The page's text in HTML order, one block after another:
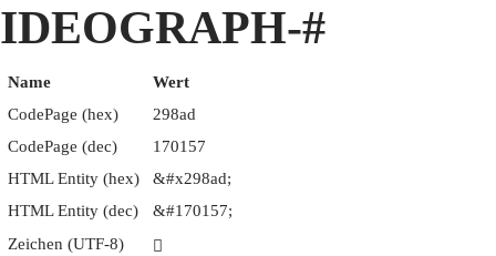
IDEOGRAPH-#
Name
Wert
CodePage (hex)
298ad
CodePage (dec)
170157
HTML Entity (hex)
&#x298ad;
HTML Entity (dec)
&#170157;
Zeichen (UTF-8)
𩢭